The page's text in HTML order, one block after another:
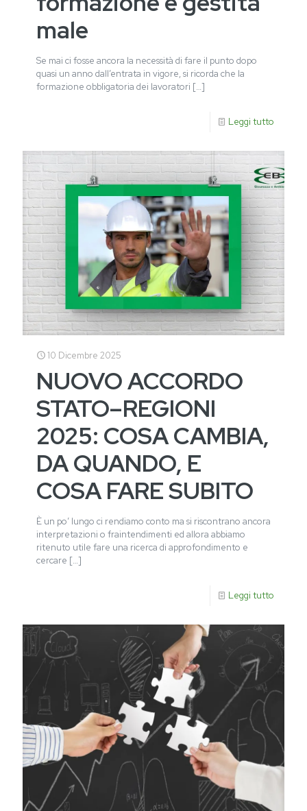
male
Se mai ci fosse ancora la necessità di fare il punto dopo
quasi un anno dall’entrata in vigore, si ricorda che la
formazione obbligatoria dei lavoratori […]
Leggi tutto
10 Dicembre 2025
NUOVO ACCORDO
STATO–REGIONI
2025: COSA CAMBIA,
DA QUANDO, E
COSA FARE SUBITO
È un po’ lungo ci rendiamo conto ma si riscontrano ancora
interpretazioni o fraintendimenti ed allora abbiamo
ritenuto utile fare una ricerca di approfondimento e
cercare […]
Leggi tutto